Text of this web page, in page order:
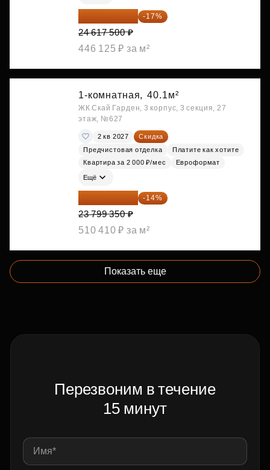
20 432 525 ₽ -17%
24 617 500 ₽
446 125 ₽ за м²
1-комнатная, 40.1м²
ЖК Скай Гарден, 3 корпус, 3 секция, 27
этаж, №627
2 кв 2027
Скидка
Предчистовая отделка
Платите как хотите
Квартира за 2 000 ₽/мес
Евроформат
Ещё
20 467 441 ₽ -14%
23 799 350 ₽
510 410 ₽ за м²
Показать еще
Перезвоним в течение
15 минут